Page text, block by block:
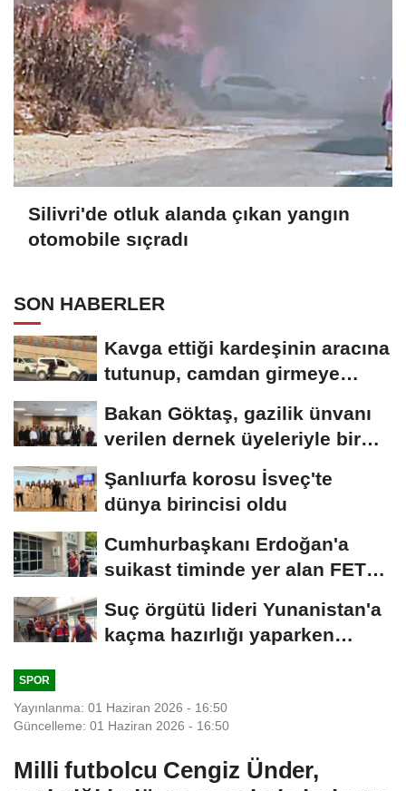
Silivri'de otluk alanda çıkan yangın
otomobile sıçradı
SON HABERLER
Kavga ettiği kardeşinin aracına
tutunup, camdan girmeye
Bakan Göktaş, gazilik ünvanı
verilen dernek üyeleriyle bir
Şanlıurfa korosu İsveç'te
dünya birincisi oldu
Cumhurbaşkanı Erdoğan'a
suikast timinde yer alan FETÖ
Suç örgütü lideri Yunanistan'a
kaçma hazırlığı yaparken
SPOR
Yayınlanma: 01 Haziran 2026 - 16:50
Güncelleme: 01 Haziran 2026 - 16:50
Milli futbolcu Cengiz Ünder,